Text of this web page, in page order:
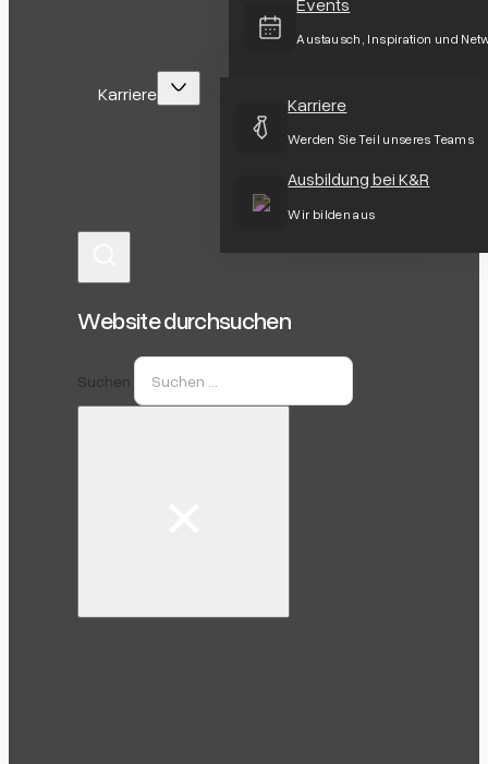
Austausch, Inspiration und
Karriere Karriere
Werden Sie Teil unseres Teams
Ausbildung bei K&R
Wir bilden aus
Website durchsuchen
Suchen